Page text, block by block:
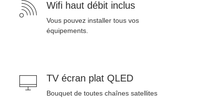
Wifi haut débit inclus
Vous pouvez installer tous vos
équipements.
TV écran plat QLED
Bouquet de toutes chaînes satellites